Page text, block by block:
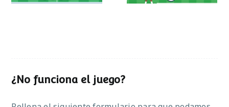
¿No funciona el juego?